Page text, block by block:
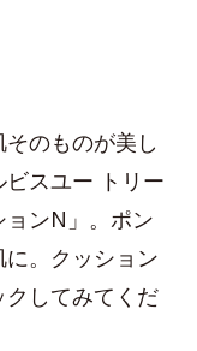
のものが美し
スユー トリー
ョンN」。ポン
。クッション
してみてくだ